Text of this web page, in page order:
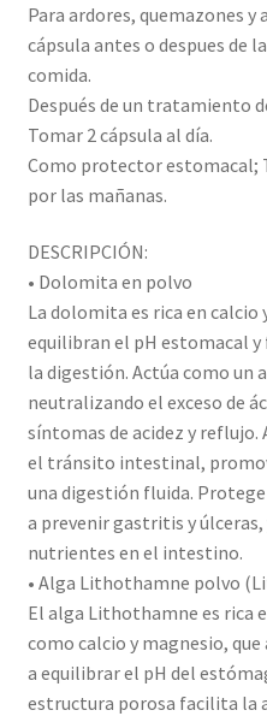
Para ardores, quemazones y
cápsula antes o despues de la
comida.
Después de un tratamiento
Tomar 2 cápsula al día.
Como protector estomacal;
por las mañanas.
DESCRIPCIÓN:
• Dolomita en polvo
La dolomita es rica en calcio
equilibran el pH estomacal y
la digestión. Actúa como un
neutralizando el exceso de
síntomas de acidez y
el tránsito intestinal,
una digestión fluida.
a prevenir gastritis y
nutrientes en el intestino.
• Alga Lithothamne polvo
El alga Lithothamne es rica
como calcio y magnesio, que
a equilibrar el pH del
estructura porosa facilita la